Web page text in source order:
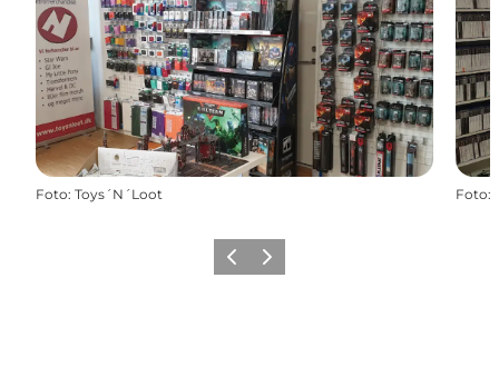
Foto: Toys´N´Loot Foto:
ForrigeNæste